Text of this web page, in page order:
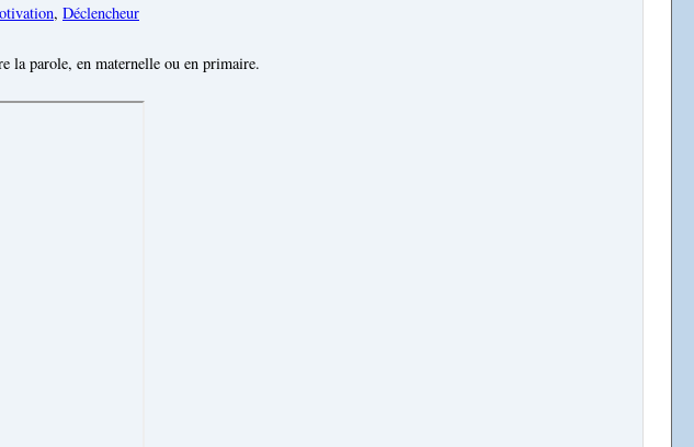
, Déclencheur
la parole, en maternelle ou en primaire.